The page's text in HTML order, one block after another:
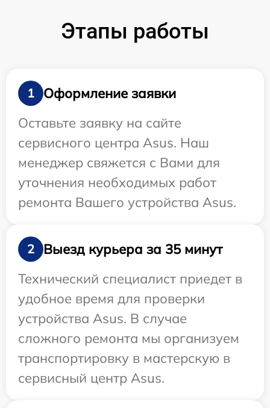
Этапы работы
1
Оформление заявки
Оставьте заявку на сайте
сервисного центра Asus. Наш
менеджер свяжется с Вами для
уточнения необходимых работ
ремонта Вашего устройства Asus.
2
Выезд курьера за 35 минут
Технический специалист приедет в
удобное время для проверки
устройства Asus. В случае
сложного ремонта мы организуем
транспортировку в мастерскую в
сервисный центр Asus.